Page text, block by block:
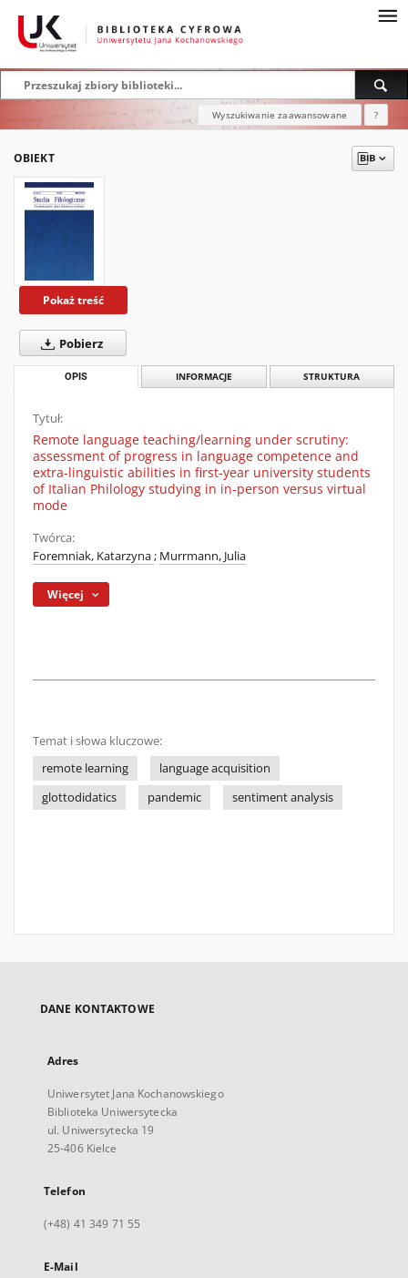
Wyszukiwanie zaawansowane ?
OBIEKT
Pokaż treść
Pobierz
OPIS INFORMACJE STRUKTURA
Tytuł:
Remote language teaching/learning under scrutiny:
assessment of progress in language competence and
extra-linguistic abilities in first-year university students
of Italian Philology studying in in-person versus virtual
mode
Twórca:
Foremniak, Katarzyna; Murrmann, Julia
Więcej
Temat i słowa kluczowe:
remote learning
language acquisition
glottodidatics
pandemic sentiment analysis
DANE KONTAKTOWE
Adres
Uniwersytet Jana Kochanowskiego
Biblioteka Uniwersytecka
ul. Uniwersytecka 19
25-406 Kielce
Telefon
(+48) 41 349 71 55
E-Mail